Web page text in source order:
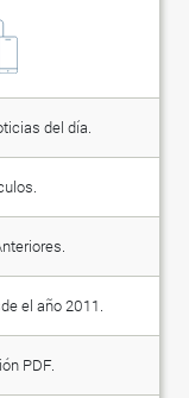
del día.
el año 2011.
PDF.